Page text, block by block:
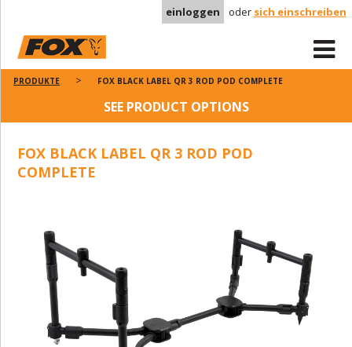
einloggen oder sich einschreiben
PRODUKTE FOX BLACK LABEL QR 3 ROD POD COMPLETE
SEE PRODUCT OPTIONS
FOX BLACK LABEL QR 3 ROD POD
COMPLETE